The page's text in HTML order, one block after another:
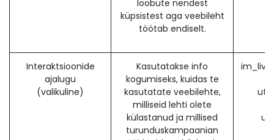
loobute nendest
küpsistest aga veebileht
töötab endiselt.
Interaktsioonide
ajalugu
(valikuline)
Kasutatakse info
kogumiseks, kuidas te
kasutatate veebilehte,
milliseid lehti olete
külastanud ja millised
turunduskampaanian